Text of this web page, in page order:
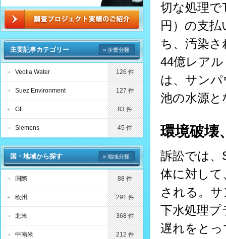
切な処理で
円）の支
ち、汚染
44億レア
は、サン
池の水源
環境破壊
訴訟では、
体に対して
される。
下水処理
遅れをとっ
主要記事カテゴリー » 企業分類
Veolia Water 126 件
Suez Environment 127 件
GE 83 件
Siemens 45 件
国・地域から探す » 地域分類
国際 88 件
欧州 291 件
北米 368 件
中南米 212 件